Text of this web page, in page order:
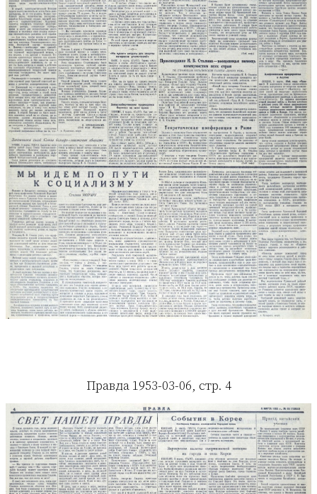
Правда 1953-03-06, стр. 4